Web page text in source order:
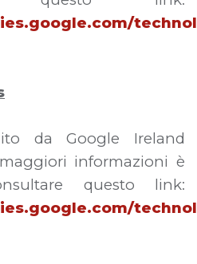
da Google Ireland
informazioni è
questo link: